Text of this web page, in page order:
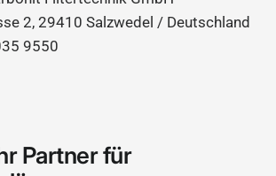
2, 29410 Salzwedel / Deutschland
9550
Partner für